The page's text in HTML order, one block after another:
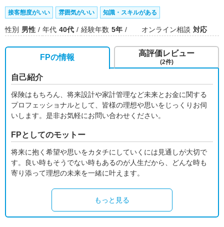
接客態度がいい 雰囲気がいい 知識・スキルがある
性別 男性 年代 40代 経験年数 5年 オンライン相談 対応
FPの情報
自己紹介
保険はもちろん、将来設計や家計管理など未来とお金に関する
プロフェッショナルとして、皆様の理想や思いをじっくりお伺
いします。是非お気軽にお問い合わせください。
FPとしてのモットー
将来に抱く希望や思いをカタチにしていくには見通しが大切で
す。良い時もそうでない時もあるのが人生だから、どんな時も
寄り添って理想の未来を一緒に叶えます。
もっと見る
高評価レビュー
(2件)